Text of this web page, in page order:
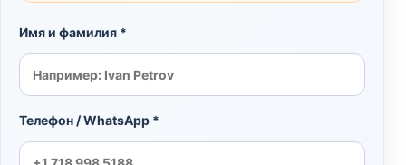
Имя и фамилия *
Телефон / WhatsApp *